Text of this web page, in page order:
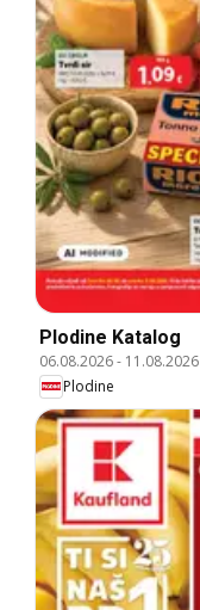
Plodine Katalog
06.08.2026- 11.08.2026
Plodine